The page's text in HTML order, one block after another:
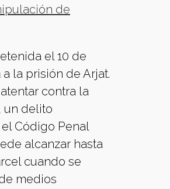
de
el 10 de
la prisión de Arjat.
contra la
un delito
Código Penal
alcanzar hasta
cuando se
medios